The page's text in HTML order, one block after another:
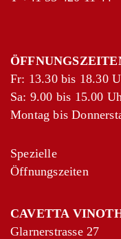
Fr: 13.30 bis 18.30
Sa: 9.00 bis 15.00
Montag bis
Spezielle
Öffnungszeiten
CAVETTA
Glarnerstrasse 27